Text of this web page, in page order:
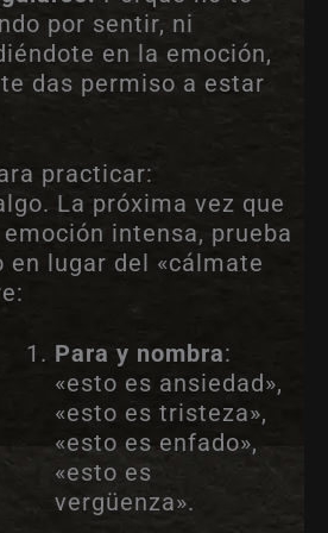
por sentir, ni
en la emoción,
das permiso a estar
practicar:
La próxima vez que
intensa, prueba
en lugar del «cálmate
Para y nombra:
«esto es ansiedad»,
«esto es tristeza»,
«esto es enfado»,
«esto es
vergüenza».